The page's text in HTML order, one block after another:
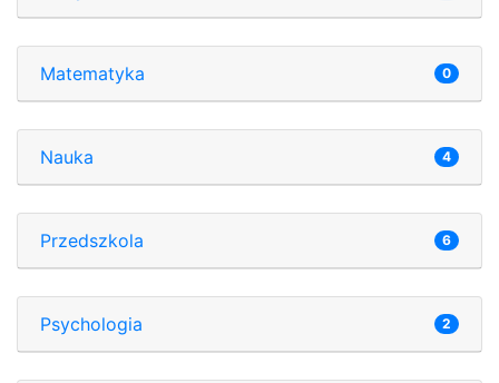
Matematyka 0
Nauka 4
Przedszkola 6
Psychologia 2